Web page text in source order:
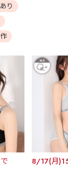
り
8/17(月